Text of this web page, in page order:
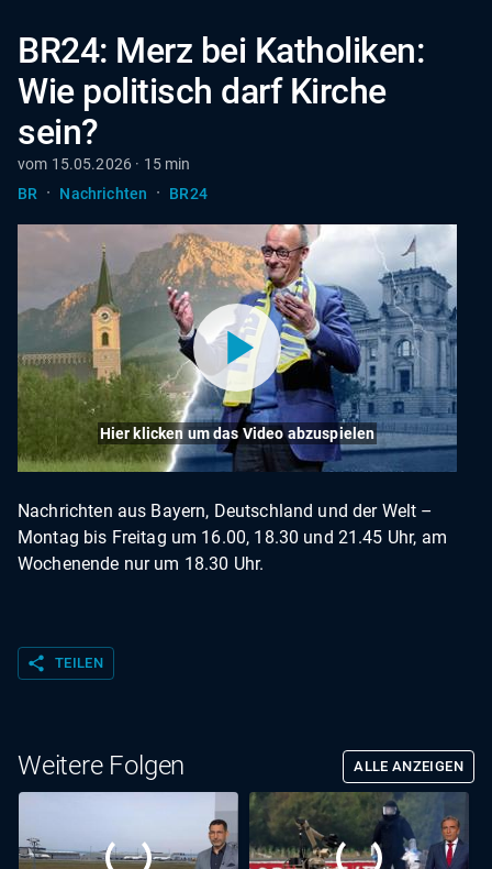
BR24: Merz bei Katholiken:
Wie politisch darf Kirche
sein?
vom 15.05.2026 · 15 min
BR
· Nachrichten · BR24
Hier klicken um das Video abzuspielen
Nachrichten aus Bayern, Deutschland und der Welt –
Montag bis Freitag um 16.00, 18.30 und 21.45 Uhr, am
Wochenende nur um 18.30 Uhr.
share TEILEN
Weitere Folgen ALLE ANZEIGEN